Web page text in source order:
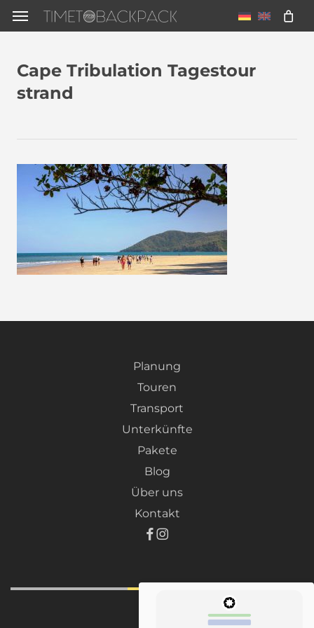
Skip
to
content
Menu
Cape Tribulation Tagestour
strand
Planung
Touren
Transport
Unterkünfte
Pakete
Blog
Über uns
Kontakt